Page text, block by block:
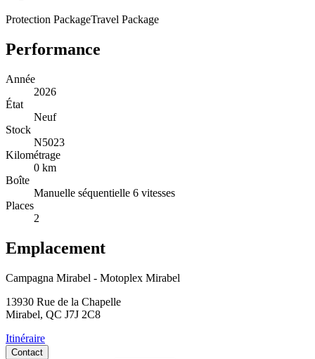
Protection PackageTravel Package
Performance
Année
2026
État
Neuf
Stock
N5023
Kilométrage
0 km
Boîte
Manuelle séquentielle 6 vitesses
Places
2
Emplacement
Campagna Mirabel - Motoplex Mirabel
13930 Rue de la Chapelle
Mirabel, QC J7J 2C8
Itinéraire
Contact